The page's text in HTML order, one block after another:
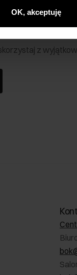
OK, akceptuję
skorzystaj z